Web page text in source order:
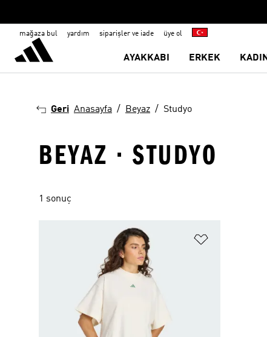
mağaza bul yardım siparişler ve iade üye ol
AYAKKABI ERKEK KADIN
Geri Anasayfa Beyaz Studyo
BEYAZ · STUDYO
1 sonuç